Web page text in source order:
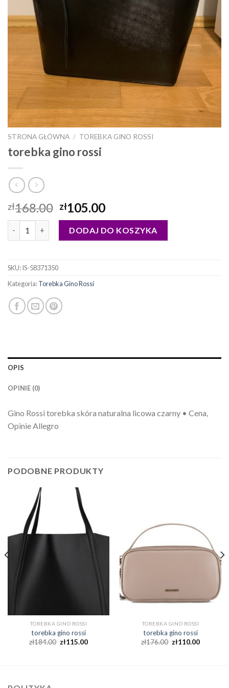
STRONA GŁÓWNA / TOREBKA GINO ROSSI
torebka gino rossi
zł168.00 zł105.00
DODAJ DO KOSZYKA
SKU:IS-58371350
Kategoria:Torebka Gino Rossi
OPIS
OPINIE (0)
Gino Rossi torebka skóra naturalna licowa czarny • Cena,
Opinie Allegro
PODOBNE PRODUKTY
TOREBKA GINO ROSSI
torebka gino rossi
zł184.00 zł115.00
TOREBKA GINO ROSSI
torebka gino rossi
zł176.00 zł110.00